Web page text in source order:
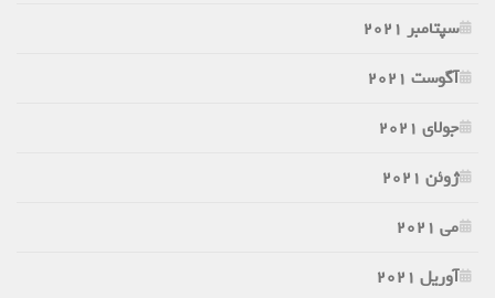
سپتامبر 2021
آگوست 2021
جولای 2021
ژوئن 2021
می 2021
آوریل 2021